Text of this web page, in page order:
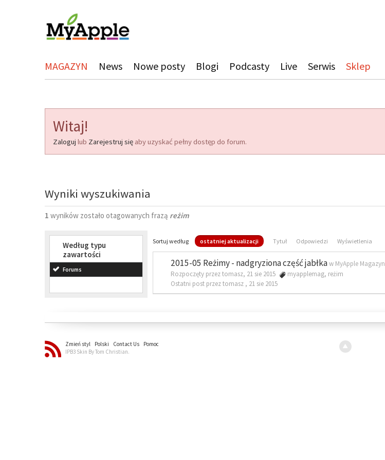
MAGAZYN News Nowe posty Blogi Podcasty Live Serwis Sklep
Witaj!
Zaloguj lub Zarejestruj się aby uzyskać pełny dostęp do forum.
Wyniki wyszukiwania
1 wyników zostało otagowanych frazą reżim
Według typu
zawartości
Forums
Sortuj według ostatniej aktualizacji Tytuł Odpowiedzi Wyświetlenia
2015-05 Reżimy - nadgryziona część jabłkaw MyApple Magazyn
Rozpoczęty przez tomasz, 21 sie 2015
myapplemag, reżim
Ostatni post przez tomasz , 21 sie 2015
Zmień styl Polski Contact Us
Pomoc
IPB3 Skin By Tom Christian.